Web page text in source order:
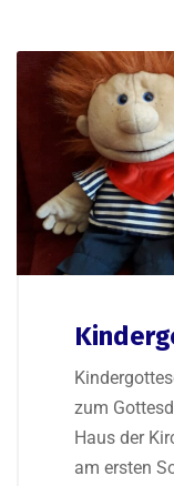
zum
Haus der
am ersten